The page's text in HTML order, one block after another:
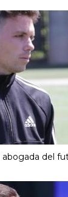
abogada del